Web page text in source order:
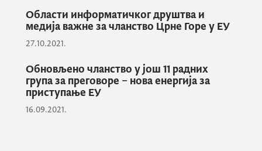
преговарачка поглавља, као и активности
које слиједе с циљем испуњавања
завршних мјерила.
Када је ријеч о преговарачком поглављу 10.
Информатичко друштво и медији, Кордић
и Мишковић су се сагласиле да се ради о
Области информатичког друштва и
медија важне за чланство Црне Горе у ЕУ
27.10.2021.
Обновљено чланство у још 11 радних
група за преговоре – нова енергија за
приступање ЕУ
16.09.2021.